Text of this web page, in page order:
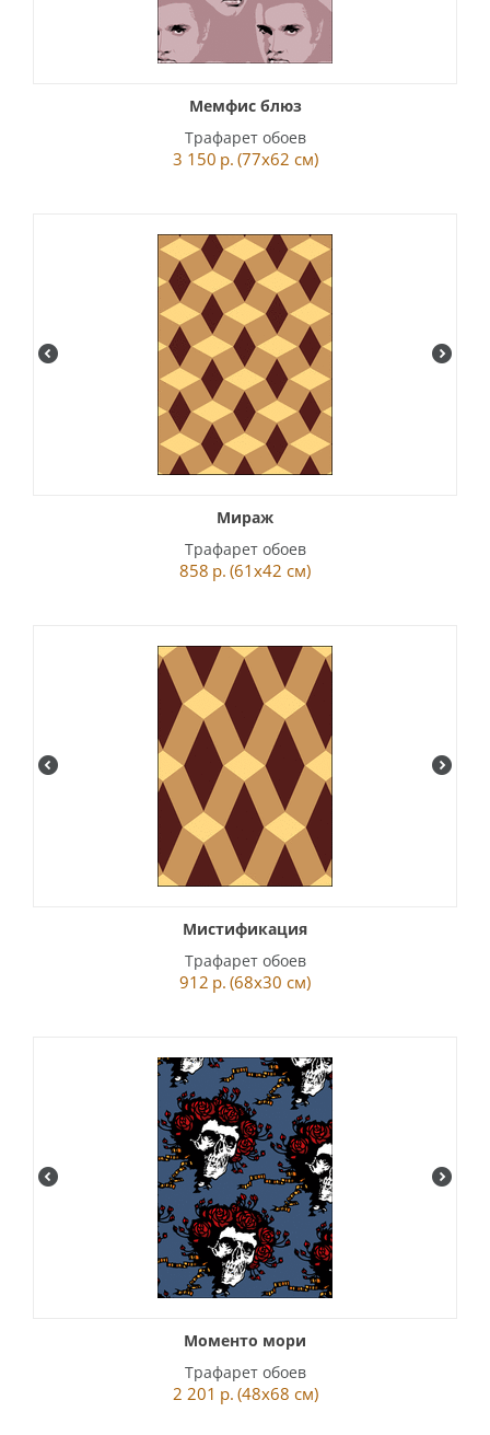
Мемфис блюз
Трафарет обоев
3 150 р. (77x62 см)
Мираж
Трафарет обоев
858 р. (61x42 см)
Мистификация
Трафарет обоев
912 р. (68x30 см)
Моменто мори
Трафарет обоев
2 201 р. (48x68 см)